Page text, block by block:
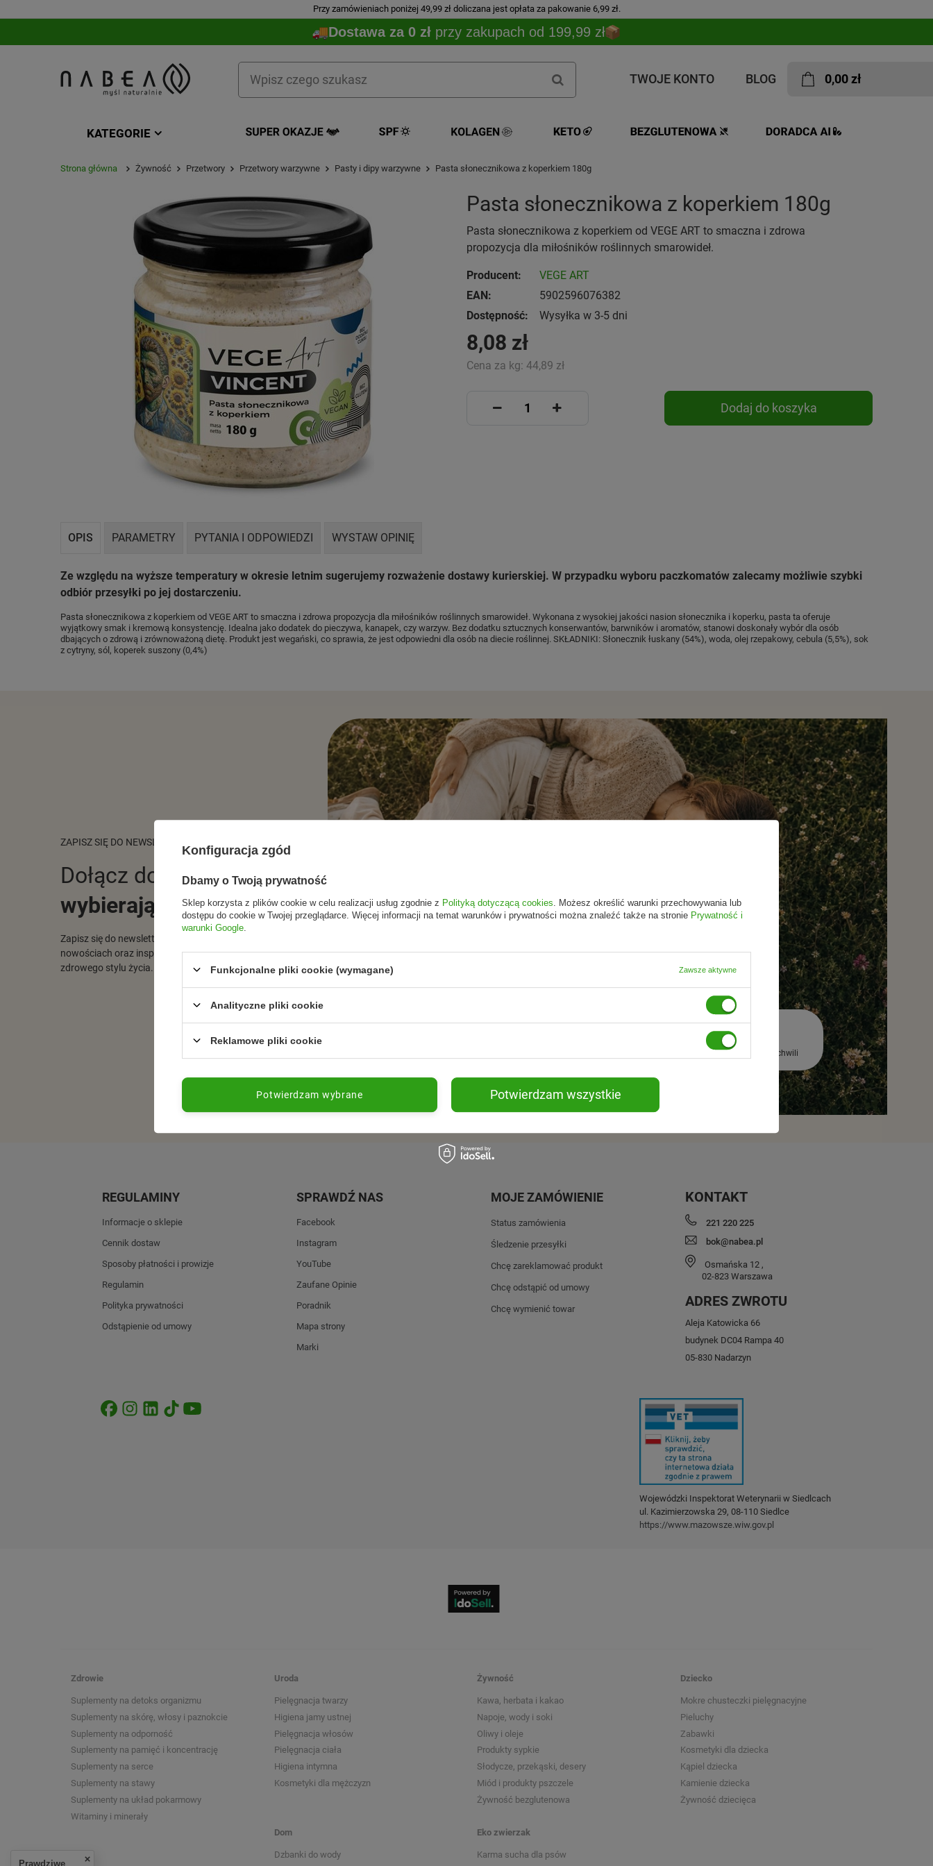
Przy zamówieniach poniżej 49,99 zł doliczana jest opłata za pakowanie 6,99 zł.
Dostawa za 0 zł przy zakupach od 199,99 zł
TWOJE KONTO BLOG 0,00 zł
KATEGORIE
Strona główna Żywność Przetwory Przetwory warzywne Pasty i dipy warzywne Pasta słonecznikowa z koperkiem 180g
Pasta słonecznikowa z koperkiem 180g
Pasta słonecznikowa z koperkiem od VEGE ART to smaczna i zdrowa
propozycja dla miłośników roślinnych smarowideł.
Producent:
VEGE ART
EAN:
5902596076382
Dostępność:
Wysyłka w 3-5 dni
8,08 zł
Cena za kg: 44,89 zł
Dodaj do koszyka
OPIS PARAMETRY PYTANIA I ODPOWIEDZI WYSTAW OPINIĘ
Ze względu na wyższe temperatury w okresie letnim sugerujemy rozważenie dostawy kurierskiej. W przypadku wyboru paczkomatów zalecamy możliwie szybki
odbiór przesyłki po jej dostarczeniu.
Pasta słonecznikowa z koperkiem od VEGE ART to smaczna i zdrowa propozycja dla miłośników roślinnych smarowideł. Wykonana z wysokiej jakości nasion słonecznika i koperku, pasta ta oferuje
wyjątkowy smak i kremową konsystencję. Idealna jako dodatek do pieczywa, kanapek, czy warzyw. Bez dodatku sztucznych konserwantów, barwników i aromatów, stanowi doskonały wybór dla osób
dbających o zdrową i zrównoważoną dietę. Produkt jest wegański, co sprawia, że jest odpowiedni dla osób na diecie roślinnej. SKŁADNIKI: Słonecznik łuskany (54%), woda, olej rzepakowy, cebula (5,5%), sok
z cytryny, sól, koperek suszony (0,4%)
ZAPISZ SIĘ DO NEWSLETTERA
Dołącz do tych, którzy
wybierają świadomie.
Zapisz się do newslettera i otrzymuj informacje o promocjach,
nowościach oraz inspiracjach ze świata naturalnej pielęgnacjii
zdrowego stylu życia.
Rezygnacja w każdej chwili
REGULAMINY
Informacje o sklepie
Cennik dostaw
Sposoby płatności i prowizje
Regulamin
Polityka prywatności
Odstąpienie od umowy
SPRAWDŹ NAS
Facebook
Instagram
YouTube
Zaufane Opinie
Poradnik
Mapa strony
Marki
MOJE ZAMÓWIENIE
Status zamówienia
Śledzenie przesyłki
Chcę zareklamować produkt
Chcę odstąpić od umowy
Chcę wymienić towar
KONTAKT
221 220 225
bok@nabea.pl
Osmańska 12 ,
02-823 Warszawa
ADRES ZWROTU
Aleja Katowicka 66
budynek DC04 Rampa 40
05-830 Nadarzyn
Wojewódzki Inspektorat Weterynarii w Siedlcach
ul. Kazimierzowska 29, 08-110 Siedlce
https://www.mazowsze.wiw.gov.pl
Zdrowie
Suplementy na detoks organizmu
Suplementy na skórę, włosy i paznokcie
Suplementy na odporność
Suplementy na pamięć i koncentrację
Suplementy na serce
Suplementy na stawy
Suplementy na układ pokarmowy
Witaminy i minerały
Uroda
Pielęgnacja twarzy
Higiena jamy ustnej
Pielęgnacja włosów
Pielęgnacja ciała
Higiena intymna
Kosmetyki dla mężczyzn
Żywność
Kawa, herbata i kakao
Napoje, wody i soki
Oliwy i oleje
Produkty sypkie
Słodycze, przekąski, desery
Miód i produkty pszczele
Żywność bezglutenowa
Dziecko
Mokre chusteczki pielęgnacyjne
Pieluchy
Zabawki
Kosmetyki dla dziecka
Kąpiel dziecka
Kamienie dziecka
Żywność dziecięca
Dom
Dzbanki do wody
Eko zwierzak
Karma sucha dla psów
Prawdziwe
Konfiguracja zgód
Dbamy o Twoją prywatność
Sklep korzysta z plików cookie w celu realizacji usług zgodnie z Polityką dotyczącą cookies . Możesz określić warunki przechowywania lub
dostępu do cookie w Twojej przeglądarce. Więcej informacji na temat warunków i prywatności można znaleźć także na stronie Prywatność i
warunki Google
Funkcjonalne pliki cookie (wymagane) Zawsze aktywne
Analityczne pliki cookie
Reklamowe pliki cookie
Potwierdzam wybrane Potwierdzam wszystkie